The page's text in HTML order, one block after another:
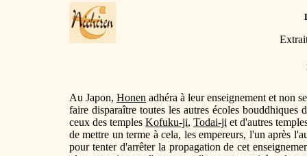
Au Japon, Honen adhéra à leur enseignement et non
faire disparaître toutes les autres écoles
ceux des temples Kofuku-ji, Todai-ji et d'autres
de mettre un terme à cela, les empereurs, l'un après
pour tenter d'arrêter la propagation de cet